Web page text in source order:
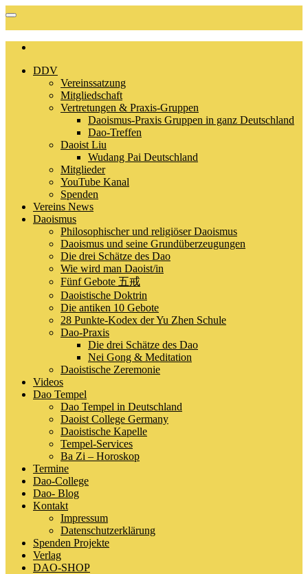
DDV
Vereinssatzung
Mitgliedschaft
Vertretungen & Praxis-Gruppen
Daoismus-Praxis Gruppen in ganz Deutschland
Dao-Treffen
Daoist Liu
Wudang Pai Deutschland
Mitglieder
YouTube Kanal
Spenden
Vereins News
Daoismus
Philosophischer und religiöser Daoismus
Daoismus und seine Grundüberzeugungen
Die drei Schätze des Dao
Wie wird man Daoist/in
Fünf Gebote 五戒
Daoistische Doktrin
Die antiken 10 Gebote
28 Punkte-Kodex der Yu Zhen Schule
Dao-Praxis
Die drei Schätze des Dao
Nei Gong & Meditation
Daoistische Zeremonie
Videos
Dao Tempel
Dao Tempel in Deutschland
Daoist College Germany
Daoistische Kapelle
Tempel-Services
Ba Zi – Horoskop
Termine
Dao-College
Dao- Blog
Kontakt
Impressum
Datenschutzerklärung
Spenden Projekte
Verlag
DAO-SHOP